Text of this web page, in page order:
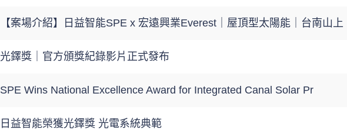
【案場介紹】日益智能SPE x 宏遠興業Everest｜屋頂型太陽能｜台南山上
光鐸獎｜官方頒獎紀錄影片正式發布
SPE Wins National Excellence Award for Integrated Canal Solar Pr
日益智能榮獲光鐸獎 光電系統典範